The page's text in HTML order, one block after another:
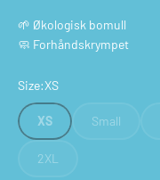
🌱 Økologisk bomull
🧼 Forhåndskrympet
Size:XS
XS Small
2XL